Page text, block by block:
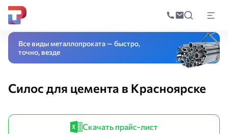
по
Главная Силос для цемента
Все виды металлопроката — быстро,
точно, везде
Силос для цемента в Красноярске
Скачать прайс-лист